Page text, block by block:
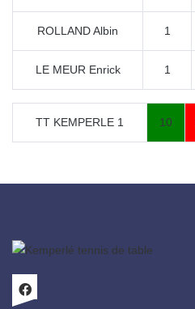
ROLLAND Albin 1
LE MEUR Enrick 1
TT KEMPERLE 1 10